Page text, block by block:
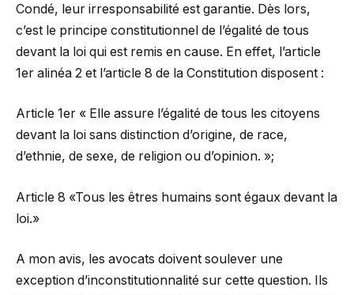
Condé, leur irresponsabilité est garantie. Dès lors,
c’est le principe constitutionnel de l’égalité de tous
devant la loi qui est remis en cause. En effet, l’article
1er alinéa 2 et l’article 8 de la Constitution disposent :
Article 1er « Elle assure l’égalité de tous les citoyens
devant la loi sans distinction d’origine, de race,
d’ethnie, de sexe, de religion ou d’opinion. »;
Article 8 «Tous les êtres humains sont égaux devant la
loi.»
A mon avis, les avocats doivent soulever une
exception d’inconstitutionnalité sur cette question. Ils